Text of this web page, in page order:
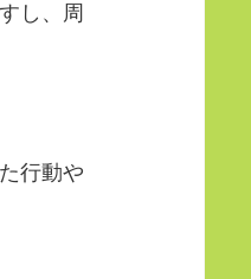
し、周
行動や